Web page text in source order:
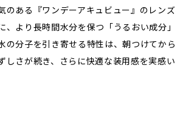
のある『ワンデーアキュビュー』のレンズ
、より長時間水分を保つ「うるおい成分」
の分子を引き寄せる特性は、朝つけてから
しさが続き、さらに快適な装用感を実感い